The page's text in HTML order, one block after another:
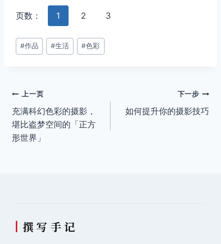
页数： 1 2 3
文
章
#作品 #生活 #色彩
文
章
导
上一页
充满科幻色彩的摄影，
堪比盗梦空间的「正方
形世界」
下一步
如何提升你的摄影技巧
撰 写 手 记